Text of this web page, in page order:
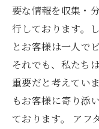
要な情報を収集・
行しております。
とお客様は一人で
それでも、私たち
重要だと考えてい
もお客様に寄り添
ております。 アフ